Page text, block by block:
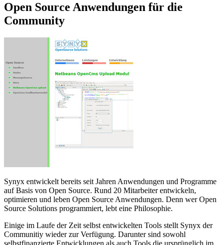
Open Source Anwendungen für die
Community
Synyx entwickelt bereits seit Jahren Anwendungen und Programme
auf Basis von Open Source. Rund 20 Mitarbeiter entwickeln,
optimieren und leben Open Source Anwendungen. Denn wer Open
Source Solutions programmiert, lebt eine Philosophie.
Einige im Laufe der Zeit selbst entwickelten Tools stellt Synyx der
Communitiy wieder zur Verfügung. Darunter sind sowohl